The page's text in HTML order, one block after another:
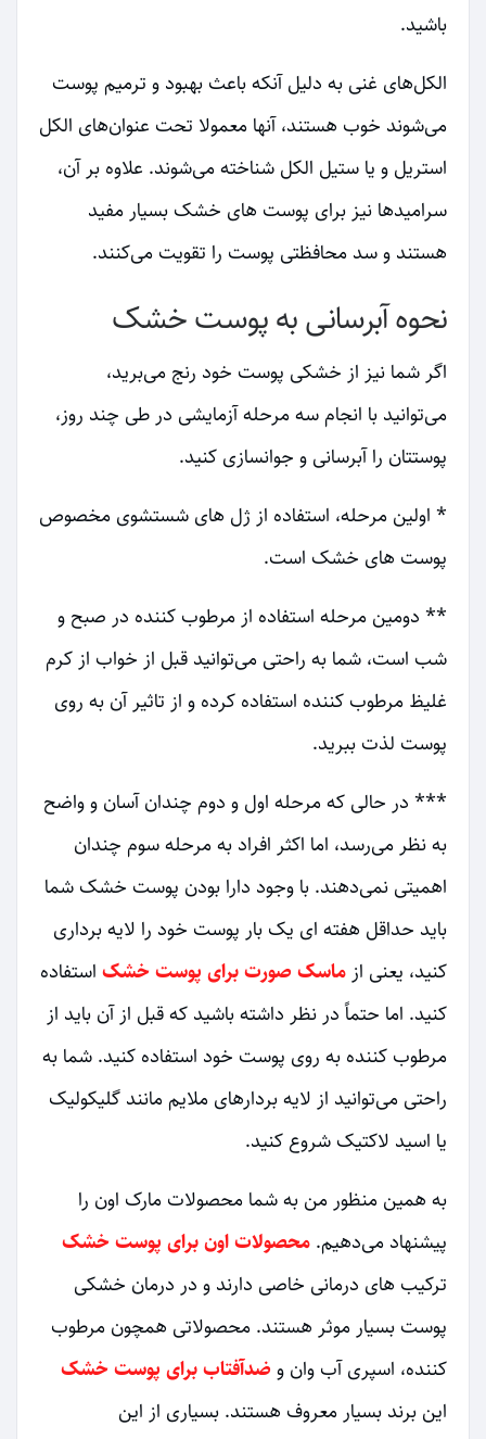
باشید.
الکل‌های غنی به دلیل آنکه باعث بهبود و ترمیم پوست
می‌شوند خوب هستند، آنها معمولا تحت عنوان‌های الکل
استریل و یا ستیل الکل شناخته می‌شوند. علاوه بر آن،
سرامیدها نیز برای پوست های خشک بسیار مفید
هستند و سد محافظتی پوست را تقویت می‌کنند.
نحوه آبرسانی به پوست خشک
اگر شما نیز از خشکی پوست خود رنج می‌برید،
می‌توانید با انجام سه مرحله آزمایشی در طی چند روز،
پوستتان را آبرسانی و جوانسازی کنید.
* اولین مرحله، استفاده از ژل های شستشوی مخصوص
پوست های خشک است.
** دومین مرحله استفاده از مرطوب کننده در صبح و
شب است، شما به راحتی می‌توانید قبل از خواب از کرم
غلیظ مرطوب کننده استفاده کرده و از تاثیر آن به روی
پوست لذت ببرید.
*** در حالی که مرحله اول و دوم چندان آسان و واضح
به نظر می‌رسد، اما اکثر افراد به مرحله سوم چندان
اهمیتی نمی‌دهند. با وجود دارا بودن پوست خشک شما
باید حداقل هفته ای یک بار پوست خود را لایه برداری
کنید، یعنی از ماسک صورت برای پوست خشک استفاده
کنید. اما حتماً در نظر داشته باشید که قبل از آن باید از
مرطوب کننده به روی پوست خود استفاده کنید. شما به
راحتی می‌توانید از لایه بردارهای ملایم مانند گلیکولیک
یا اسید لاکتیک شروع کنید.
به همین منظور من به شما محصولات مارک اون را
پیشنهاد می‌دهیم. محصولات اون برای پوست خشک
ترکیب های درمانی خاصی دارند و در درمان خشکی
پوست بسیار موثر هستند. محصولاتی همچون مرطوب
کننده، اسپری آب وان و ضدآفتاب برای پوست خشک
این برند بسیار معروف هستند. بسیاری از این